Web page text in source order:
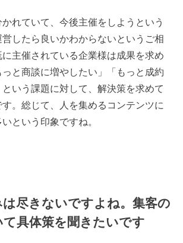
れていて、今後主催をしようという
したら良いかわからないというご相
主催されている企業様は成果を求め
と商談に増やしたい」「もっと成約
いう課題に対して、解決策を求めて
。総じて、人を集めるコンテンツに
という印象ですね。
尽きないですよね。集客の
具体策を聞きたいです